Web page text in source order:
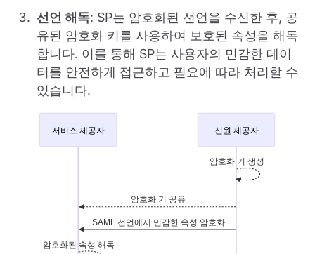
선언 해독: SP는 암호화된 선언을 수신한 후, 공
유된 암호화 키를 사용하여 보호된 속성을 해독
합니다. 이를 통해 SP는 사용자의 민감한 데이
터를 안전하게 접근하고 필요에 따라 처리할 수
있습니다.